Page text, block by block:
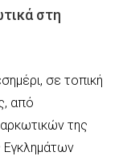
στη
σε τοπική
από
της
Εγκλημάτων